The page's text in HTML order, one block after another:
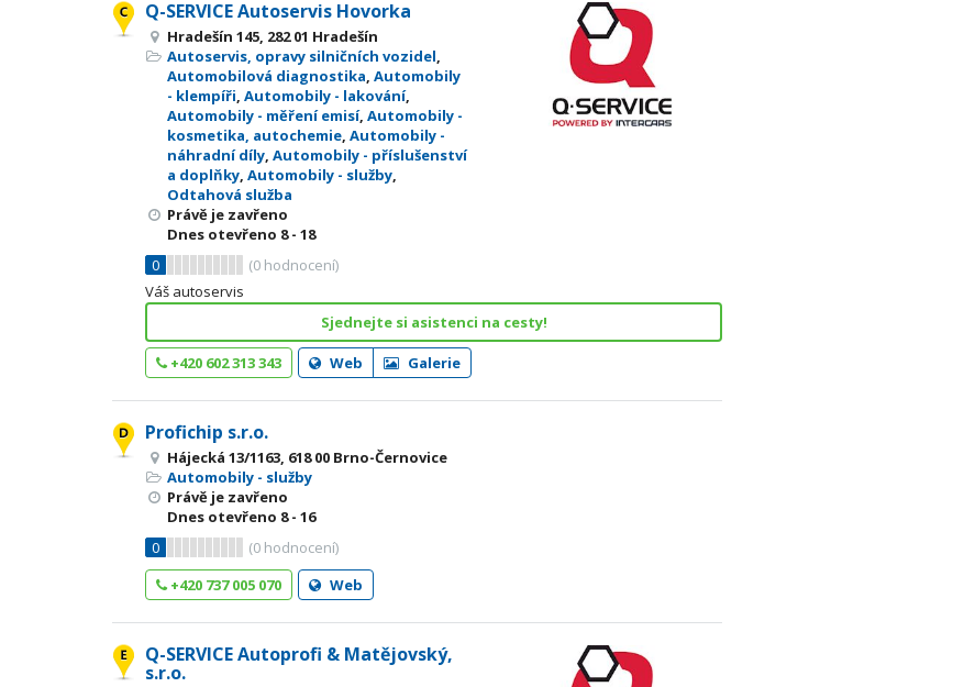
Q-SERVICE Autoservis Hovorka
Hradešín 145, 282 01 Hradešín
Autoservis, opravy silničních vozidel,
Automobilová diagnostika, Automobily
- klempíři, Automobily - lakování,
Automobily - měření emisí, Automobily -
kosmetika, autochemie, Automobily -
náhradní díly, Automobily - příslušenství
a doplňky, Automobily - služby,
Odtahová služba
Právě je zavřeno
Dnes otevřeno 8 - 18
0
(0 hodnocení)
Váš autoservis
Sjednejte si asistenci na cesty!
+420 602 313 343 Web Galerie
Profichip s.r.o.
Hájecká 13/1163, 618 00 Brno-Černovice
Automobily - služby
Právě je zavřeno
Dnes otevřeno 8 - 16
0
(0 hodnocení)
+420 737 005 070
Web
Q-SERVICE Autoprofi & Matějovský,
s.r.o.